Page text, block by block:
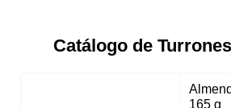
Catálogo de
165 g